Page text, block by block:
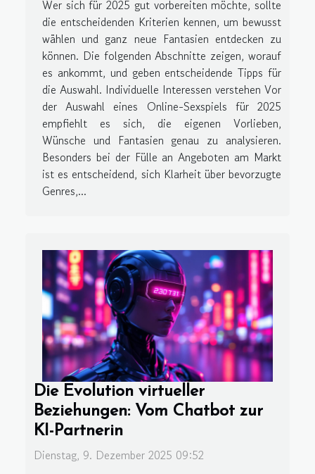
Wer sich für 2025 gut vorbereiten möchte, sollte
die entscheidenden Kriterien kennen, um bewusst
wählen und ganz neue Fantasien entdecken zu
können. Die folgenden Abschnitte zeigen, worauf
es ankommt, und geben entscheidende Tipps für
die Auswahl. Individuelle Interessen verstehen Vor
der Auswahl eines Online-Sexspiels für 2025
empfiehlt es sich, die eigenen Vorlieben,
Wünsche und Fantasien genau zu analysieren.
Besonders bei der Fülle an Angeboten am Markt
ist es entscheidend, sich Klarheit über bevorzugte
Genres,...
Die Evolution virtueller
Beziehungen: Vom Chatbot zur
KI-Partnerin
Dienstag, 9. Dezember 2025 09:52